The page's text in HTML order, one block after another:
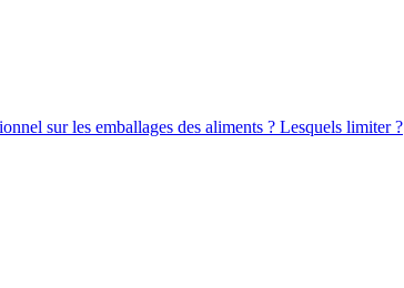
sur les emballages des aliments ? Lesquels limiter ?